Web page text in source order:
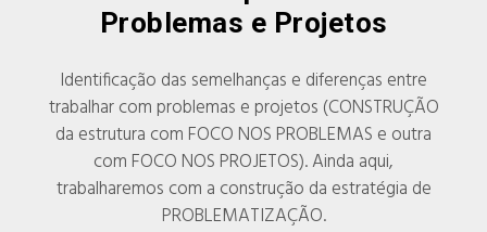
Problemas e Projetos
Identificação das semelhanças e diferenças entre
trabalhar com problemas e projetos (CONSTRUÇÃO
da estrutura com FOCO NOS PROBLEMAS e outra
com FOCO NOS PROJETOS). Ainda aqui,
trabalharemos com a construção da estratégia de
PROBLEMATIZAÇÃO.